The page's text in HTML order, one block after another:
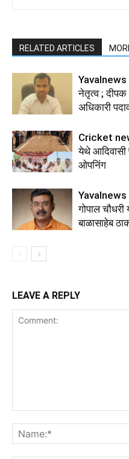
RELATED ARTICLES
Yavalnews
नेतृत्व ;
अधिकारी
Cricket
येथे आदिवासी
ओपनिंग
Yavalnews
गोपाल
बाळासाहेब
LEAVE A REPLY